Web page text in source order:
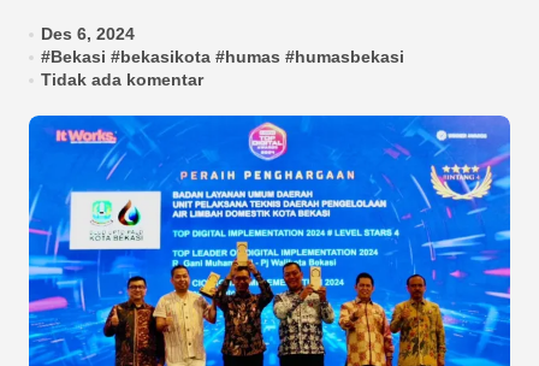
Des 6, 2024
#Bekasi #bekasikota #humas #humasbekasi
Tidak ada komentar